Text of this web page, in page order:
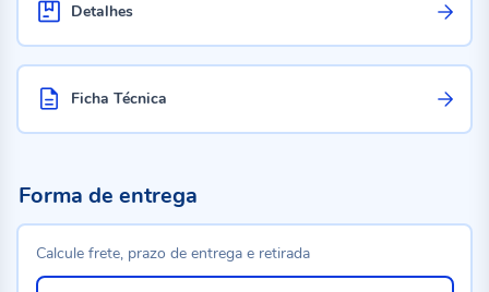
Detalhes
Ficha Técnica
Forma de entrega
Calcule frete, prazo de entrega e retirada